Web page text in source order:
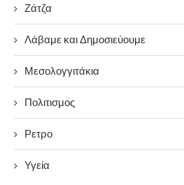
Ζάτζα
Λάβαμε και Δημοσιεύουμε
Μεσολογγιτάκια
Πολιτισμος
Ρετρο
Υγεία